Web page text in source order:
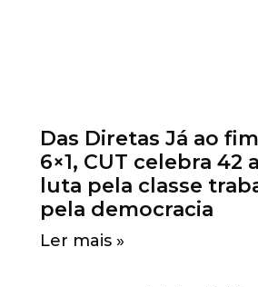
Das Diretas Já ao
6×1, CUT celebra 42
luta pela classe
pela democracia
Ler mais »